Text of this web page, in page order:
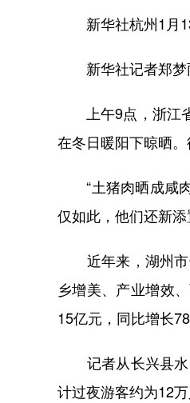
新华社杭州1月13
新华社记者郑梦
上午9点，浙江省
在冬日暖阳下晾晒
“土猪肉晒成咸肉
仅如此，他们还新
近年来，湖州市
乡增美、产业增效
15亿元，同比增长
记者从长兴县水
计过夜游客约为12